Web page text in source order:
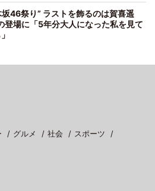
46祭り” ラストを飾るのは賀喜遥
登場に「5年分大人になった私を見て
グルメ 社会
スポーツ